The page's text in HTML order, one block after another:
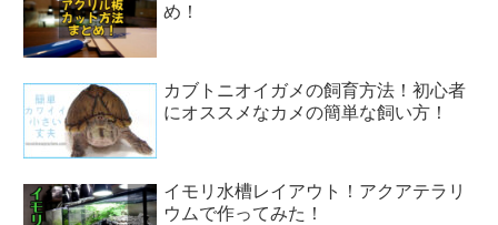
め！
カブトニオイガメの飼育方法！初心者
にオススメなカメの簡単な飼い方！
イモリ水槽レイアウト！アクアテラリ
ウムで作ってみた！